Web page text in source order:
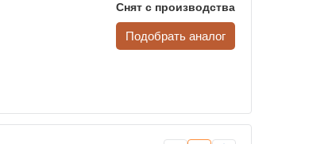
Снят с производства
Подобрать аналог